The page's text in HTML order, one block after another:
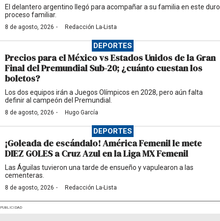
El delantero argentino llegó para acompañar a su familia en este duro
proceso familiar.
8 de agosto, 2026 · Redacción La-Lista
DEPORTES
Precios para el México vs Estados Unidos de la Gran
Final del Premundial Sub-20; ¿cuánto cuestan los
boletos?
Los dos equipos irán a Juegos Olímpicos en 2028, pero aún falta
definir al campeón del Premundial.
8 de agosto, 2026 · Hugo García
DEPORTES
¡Goleada de escándalo! América Femenil le mete
DIEZ GOLES a Cruz Azul en la Liga MX Femenil
Las Águilas tuvieron una tarde de ensueño y vapulearon a las
cementeras.
8 de agosto, 2026 · Redacción La-Lista
PUBLICIDAD